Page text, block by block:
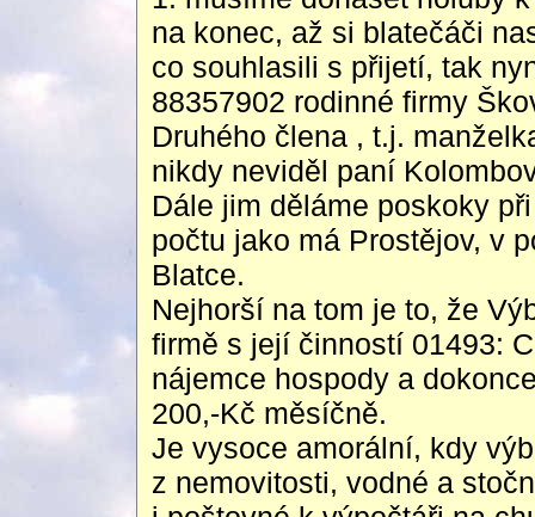
na konec, až si blatečáči
co souhlasili s přijetí, tak
88357902 rodinné firmy
Druhého člena , t.j.
nikdy neviděl paní
Dále jim děláme poskoky
počtu jako má Prostějov, v
Blatce.
Nejhorší na tom je to, že
firmě s její činností 01493:
nájemce hospody a
200,-Kč měsíčně.
Je vysoce amorální, kdy
z nemovitosti, vodné a